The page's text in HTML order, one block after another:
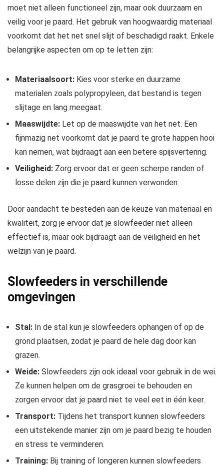
moet niet alleen functioneel zijn, maar ook duurzaam en
veilig voor je paard. Het gebruik van hoogwaardig materiaal
voorkomt dat het net snel slijt of beschadigd raakt. Enkele
belangrijke aspecten om op te letten zijn:
Materiaalsoort: Kies voor sterke en duurzame
materialen zoals polypropyleen, dat bestand is tegen
slijtage en lang meegaat.
Maaswijdte: Let op de maaswijdte van het net. Een
fijnmazig net voorkomt dat je paard te grote happen hooi
kan nemen, wat bijdraagt aan een betere spijsvertering.
Veiligheid: Zorg ervoor dat er geen scherpe randen of
losse delen zijn die je paard kunnen verwonden.
Door aandacht te besteden aan de keuze van materiaal en
kwaliteit, zorg je ervoor dat je slowfeeder niet alleen
effectief is, maar ook bijdraagt aan de veiligheid en het
welzijn van je paard.
Slowfeeders in verschillende
omgevingen
Stal: In de stal kun je slowfeeders ophangen of op de
grond plaatsen, zodat je paard de hele dag door kan
grazen.
Weide: Slowfeeders zijn ook ideaal voor gebruik in de wei.
Ze kunnen helpen om de grasgroei te behouden en
zorgen ervoor dat je paard niet te veel eet in één keer.
Transport: Tijdens het transport kunnen slowfeeders
een uitstekende manier zijn om je paard bezig te houden
en stress te verminderen.
Training: Bij training of longeren kunnen slowfeeders